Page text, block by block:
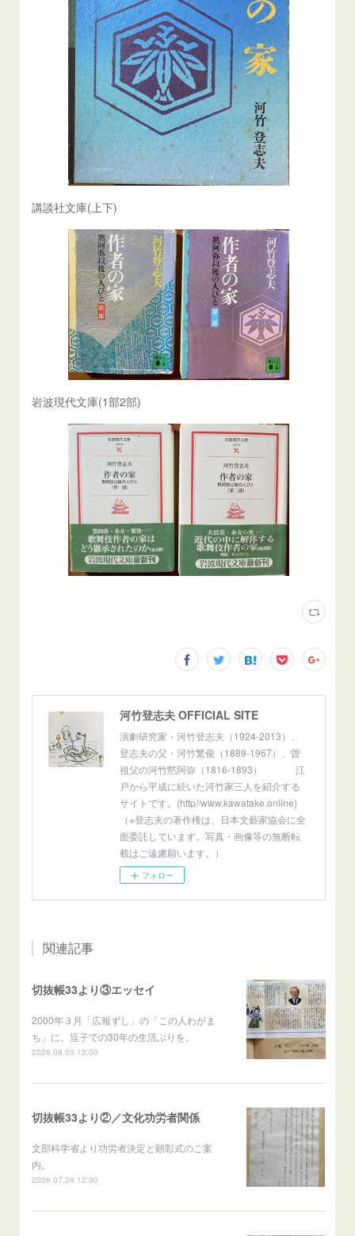
講談社文庫(上下)
岩波現代文庫(1部2部)
河竹登志夫 OFFICIAL SITE
演劇研究家・河竹登志夫（1924-2013）、
登志夫の父・河竹繁俊（1889-1967）、曽
祖父の河竹黙阿弥（1816-1893） 江
戸から平成に続いた河竹家三人を紹介する
サイトです。(http//www.kawatake.online)
（※登志夫の著作権は、日本文藝家協会に全
面委託しています。写真・画像等の無断転
載はご遠慮願います。）
フォロー
関連記事
切抜帳33より③エッセイ
2000年３月「広報ずし」の「この人わがま
ち」に。逗子での30年の生活ぶりを。
2026.08.05 12:00
切抜帳33より②／文化功労者関係
文部科学省より功労者決定と顕彰式のご案
内。
2026.07.29 12:00